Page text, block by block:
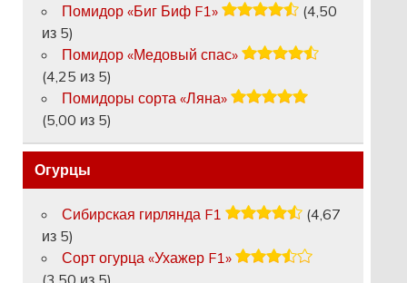
Помидор «Биг Биф F1»
(4,50
из 5)
Помидор «Медовый спас»
(4,25 из 5)
Помидоры сорта «Ляна»
(5,00 из 5)
Огурцы
Сибирская гирлянда F1
(4,67
из 5)
Сорт огурца «Ухажер F1»
(3,50 из 5)